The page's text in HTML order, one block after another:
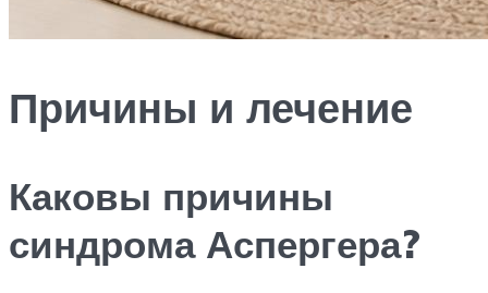
Причины и лечение
Каковы причины
синдрома Аспергера?